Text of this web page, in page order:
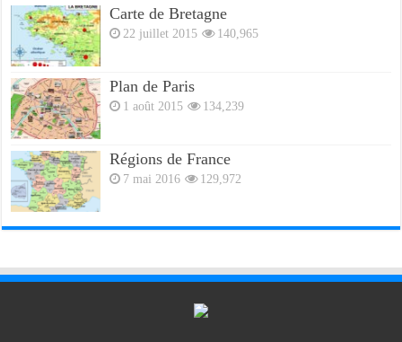
Carte de Bretagne
22 juillet 2015 140,965
Plan de Paris
1 août 2015 134,239
Régions de France
7 mai 2016 129,972